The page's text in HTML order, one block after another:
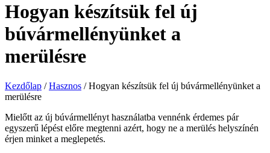
Hogyan készítsük fel új
búvármellényünket a
merülésre
Kezdőlap /Hasznos /Hogyan készítsük fel új búvármellényünket a
merülésre
Mielőtt az új búvármellényt használatba vennénk érdemes pár
egyszerű lépést előre megtenni azért, hogy ne a merülés helyszínén
érjen minket a meglepetés.